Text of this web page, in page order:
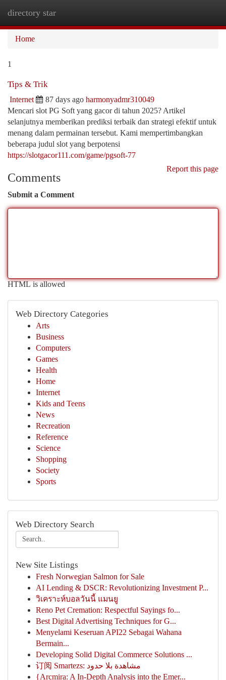
directory star
Home
1
Tips & Trik
Internet 87 days ago harmonyadmr310049
Mencari slot PG Soft yang gacor di tahun 2025? Artikel
selanjutnya memberikan prediksi terbaik dan strategi efektif untuk
menang dalam permainan tersebut. Kami mempertimbangkan
beberapa judul slot yang berpotensi
https://slotgacor111.com/game/pgsoft-77
Report this page
Comments
Submit a Comment
HTML is allowed
Web Directory Categories
Arts
Business
Computers
Games
Health
Home
Internet
Kids and Teens
News
Recreation
Reference
Science
Shopping
Society
Sports
Web Directory Search
New Site Listings
Fresh Norwegian Salmon for Sale
AI Lending & DSCR: Revolutionizing Investment P...
วิเคราะห์บอลวันนี้ แมนยู
Reno Pet Cremation: Respectful Sayings fo...
Best Digital Advertising Techniques for G...
Menyelami Keseruan API22 Sebagai Wahana
Bermain...
Developing Solid Digital Commerce Solutions ...
订阅 Smartezs: مشاهدة بلا حدود
{Arcmira: A In-Depth Analysis into the Emer...